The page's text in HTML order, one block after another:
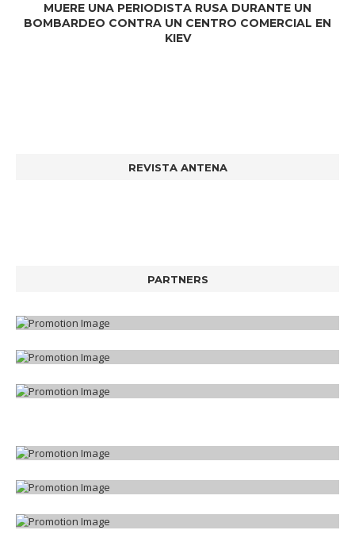
MUERE UNA PERIODISTA RUSA DURANTE UN
BOMBARDEO CONTRA UN CENTRO COMERCIAL EN
KIEV
REVISTA ANTENA
PARTNERS